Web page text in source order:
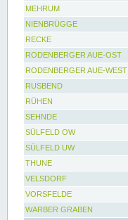
MEHRUM
NIENBRÜGGE
RECKE
RODENBERGER AUE-OST
RODENBERGER AUE-WEST
RUSBEND
RÜHEN
SEHNDE
SÜLFELD OW
SÜLFELD UW
THUNE
VELSDORF
VORSFELDE
WARBER GRABEN